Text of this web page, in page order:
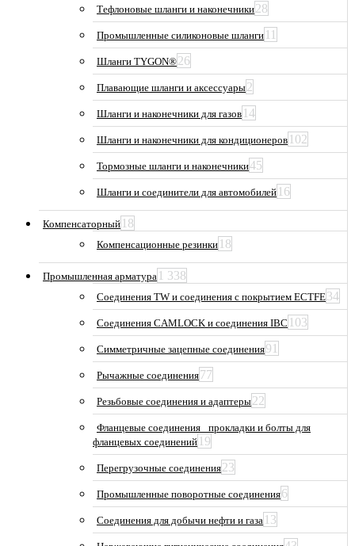
Тефлоновые шланги и наконечники28
Промышленные силиконовые шланги 11
Шланги TYGON®26
Плавающие шланги и аксессуары2
Шланги и наконечники для газов 14
Шланги и наконечники для кондиционеров 102
Тормозные шланги и наконечники45
Шланги и соединители для автомобилей 16
Компенсаторный 18
Компенсационные резинки 18
Промышленная арматура 1 338
Соединения TW и соединения с покрытием ECTFE34
Соединения CAMLOCK и соединения IBC 103
Симметричные зацепные соединения91
Рычажные соединения77
Резьбовые соединения и адаптеры22
Фланцевые соединения_ прокладки и болты для
фланцевых соединений 19
Перегрузочные соединения23
Промышленные поворотные соединения6
Соединения для добычи нефти и газа 13